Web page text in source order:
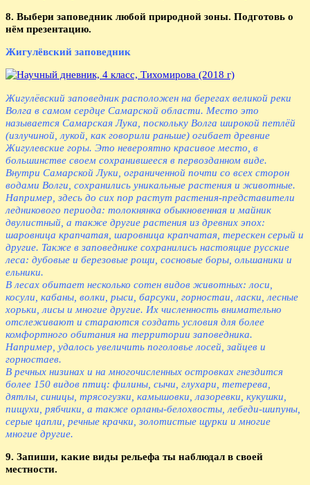
8. Выбери заповедник любой природной зоны. Подготовь о
нём презентацию.
Жигулёвский заповедник
Жигулёвский заповедник расположен на берегах великой реки
Волга в самом сердце Самарской области. Место это
называется Самарская Лука, поскольку Волга широкой петлёй
(излучиной, лукой, как говорили раньше) огибает древние
Жигулевские горы. Это невероятно красивое место, в
большинстве своем сохранившееся в первозданном виде.
Внутри Самарской Луки, ограниченной почти со всех сторон
водами Волги, сохранились уникальные растения и животные.
Например, здесь до сих пор растут растения-представители
ледникового периода: толокнянка обыкновенная и майник
двулистный, а также другие растения из древних эпох:
шаровница крапчатая, шаровница крапчатая, терескен серый и
другие. Также в заповеднике сохранились настоящие русские
леса: дубовые и березовые рощи, сосновые боры, ольшаники и
ельники.
В лесах обитает несколько сотен видов животных: лоси,
косули, кабаны, волки, рыси, барсуки, горностаи, ласки, лесные
хорьки, лисы и многие другие. Их численность внимательно
отслеживают и стараются создать условия для более
комфортного обитания на территории заповедника.
Например, удалось увеличить поголовье лосей, зайцев и
горностаев.
В речных низинах и на многочисленных островках гнездится
более 150 видов птиц: филины, сычи, глухари, тетерева,
дятлы, синицы, трясогузки, камышовки, лазоревки, кукушки,
пищухи, рябчики, а также орланы-белохвосты, лебеди-шипуны,
серые цапли, речные крачки, золотистые щурки и многие
многие другие.
9. Запиши, какие виды рельефа ты наблюдал в своей
местности.